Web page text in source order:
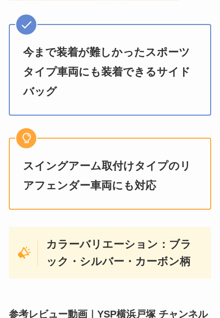
今まで装着が難しかったスポーツ
タイプ車両にも装着できるサイド
バッグ
スイングアーム取付けタイプのリ
アフェンダー車両にも対応
カラーバリエーション：ブラ
ック・シルバー・カーボン柄
参考レビュー動画｜YSP横浜戸塚 チャンネル